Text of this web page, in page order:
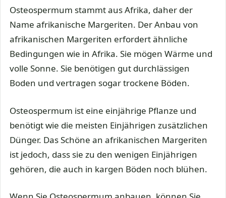
Osteospermum stammt aus Afrika, daher der
Name afrikanische Margeriten. Der Anbau von
afrikanischen Margeriten erfordert ähnliche
Bedingungen wie in Afrika. Sie mögen Wärme und
volle Sonne. Sie benötigen gut durchlässigen
Boden und vertragen sogar trockene Böden.
Osteospermum ist eine einjährige Pflanze und
benötigt wie die meisten Einjährigen zusätzlichen
Dünger. Das Schöne an afrikanischen Margeriten
ist jedoch, dass sie zu den wenigen Einjährigen
gehören, die auch in kargen Böden noch blühen.